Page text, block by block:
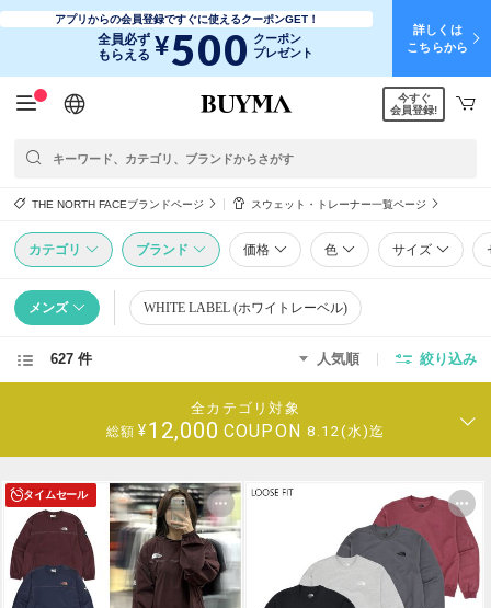
アプリからの会員登録ですぐに使えるクーポンGET！
全員必ず
もらえる ¥500 クーポン
プレゼント
詳しくは
こちらから
日本語
English
简体中文
繁體中文
今すぐ
会員登録!
THE NORTH FACEブランドページ スウェット・トレーナー一覧ページ
カテゴリ ブランド 価格 色 サイズ
メンズ WHITE LABEL (ホワイトレーベル)
627 件 人気順 絞り込み
全カテゴリ対象
総額 ¥12,000 COUPON 8.12(水)迄
タイムセール